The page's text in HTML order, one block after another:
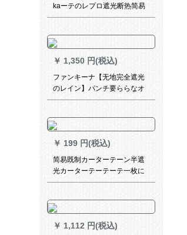
kaーテのレプロ遮光断热简易
门竹kaータオン
￥ 1,350 円(税込)
ファンキーナ【无地完全遮光
のレイン】パンチ要ららなオ
ーダンのレイン既製カーン遮
室キットレイン
￥ 199 円(税込)
简易既制カーターテーン半遮
光カーターテーテーテ一枚に
穴を开ける必要があるオーダ
ム学校シンドローム学校シン
ドローム2.
￥ 1,112 円(税込)